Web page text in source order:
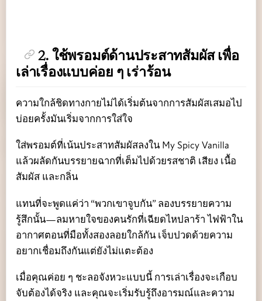
2. ใช้พรอมต์ด้านประสาทสัมผัส เพื่อ
เล่าเรื่องแบบค่อย ๆ เร่าร้อน
ความใกล้ชิดทางกายไม่ได้เริ่มต้นจากการสัมผัสเสมอไป
บ่อยครั้งมันเริ่มจากการใส่ใจ
ใส่พรอมต์ที่เน้นประสาทสัมผัสลงใน My Spicy Vanilla
แล้วผลัดกันบรรยายฉากที่เต็มไปด้วยรสชาติ เสียง เนื้อ
สัมผัส และกลิ่น
แทนที่จะพูดแค่ว่า “พวกเขาจูบกัน” ลองบรรยายความ
รู้สึกนั้น—ลมหายใจของคนรักที่เฉียดไหปลาร้า ไฟฟ้าใน
อากาศตอนที่มือทั้งสองลอยใกล้กัน เจ็บปวดด้วยความ
อยากเชื่อมถึงกันแต่ยังไม่แตะต้อง
เมื่อคุณค่อย ๆ ชะลอจังหวะแบบนี้ การเล่าเรื่องจะเกือบ
จับต้องได้จริง และคุณจะเริ่มรับรู้ถึงอารมณ์และความ